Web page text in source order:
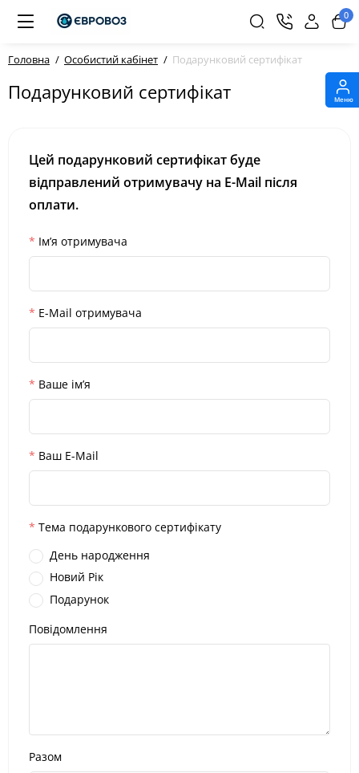
Меню
0
Головна Особистий кабінет Подарунковий сертифікат
Подарунковий сертифікат
Цей подарунковий сертифікат буде
відправлений отримувачу на E-Mail після
оплати.
Ім’я отримувача
E-Mail отримувача
Ваше ім’я
Ваш E-Mail
Тема подарункового сертифікату
День народження
Новий Рік
Подарунок
Повідомлення
Разом